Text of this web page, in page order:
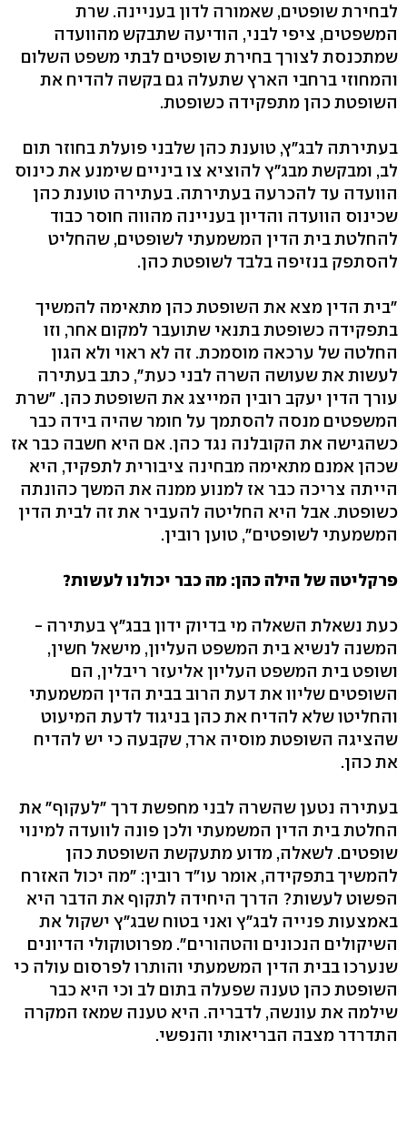
לבחירת שופטים, שאמורה לדון בעניינה. שרת
המשפטים, ציפי לבני, הודיעה שתבקש מהוועדה
שמתכנסת לצורך בחירת שופטים לבתי משפט השלום
והמחוזי ברחבי הארץ שתעלה גם בקשה להדיח את
השופטת כהן מתפקידה כשופטת.
בעתירתה לבג"ץ, טוענת כהן שלבני פועלת בחוזר תום
לב, ומבקשת מבג"ץ להוציא צו ביניים שימנע את כינוס
הוועדה עד להכרעה בעתירתה. בעתירה טוענת כהן
שכינוס הוועדה והדיון בעניינה מהווה חוסר כבוד
להחלטת בית הדין המשמעתי לשופטים, שהחליט
להסתפק בנזיפה בלבד לשופטת כהן.
"בית הדין מצא את השופטת כהן מתאימה להמשיך
בתפקידה כשופטת בתנאי שתועבר למקום אחר, וזו
החלטה של ערכאה מוסמכת. זה לא ראוי ולא הגון
לעשות את שעושה השרה לבני כעת", כתב בעתירה
עורך הדין יעקב רובין המייצג את השופטת כהן. "שרת
המשפטים מנסה להסתמך על חומר שהיה בידה כבר
כשהגישה את הקובלנה נגד כהן. אם היא חשבה כבר אז
שכהן אמנם מתאימה מבחינה ציבורית לתפקיד, היא
הייתה צריכה כבר אז למנוע ממנה את המשך כהונתה
כשופטת. אבל היא החליטה להעביר את זה לבית הדין
המשמעתי לשופטים", טוען רובין.
פרקליטה של הילה כהן: מה כבר יכולנו לעשות?
כעת נשאלת השאלה מי בדיוק ידון בבג"ץ בעתירה -
המשנה לנשיא בית המשפט העליון, מישאל חשין,
ושופט בית המשפט העליון אליעזר ריבלין, הם
השופטים שליוו את דעת הרוב בבית הדין המשמעתי
והחליטו שלא להדיח את כהן בניגוד לדעת המיעוט
שהציגה השופטת מוסיה ארד, שקבעה כי יש להדיח
את כהן.
בעתירה נטען שהשרה לבני מחפשת דרך "לעקוף" את
החלטת בית הדין המשמעתי ולכן פונה לוועדה למינוי
שופטים. לשאלה, מדוע מתעקשת השופטת כהן
להמשיך בתפקידה, אומר עו"ד רובין: "מה יכול האזרח
הפשוט לעשות? הדרך היחידה לתקוף את הדבר היא
באמצעות פנייה לבג"ץ ואני בטוח שבג"ץ ישקול את
השיקולים הנכונים והטהורים". מפרוטוקולי הדיונים
שנערכו בבית הדין המשמעתי והותרו לפרסום עולה כי
השופטת כהן טענה שפעלה בתום לב וכי היא כבר
שילמה את עונשה, לדבריה. היא טענה שמאז המקרה
התדרדר מצבה הבריאותי והנפשי.